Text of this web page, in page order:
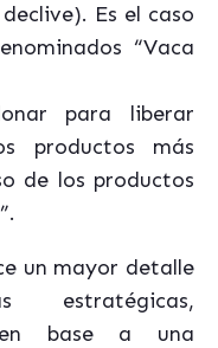
Es el caso
“Vaca
para liberar
productos más
de los productos
un mayor detalle
estratégicas,
en base a una